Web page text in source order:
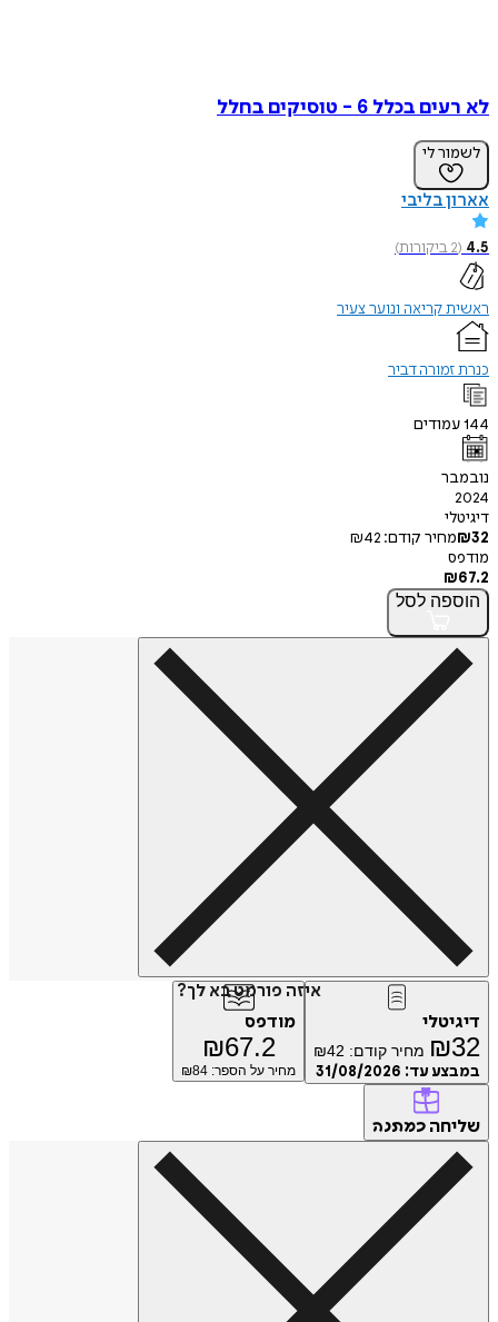
לא רעים בכלל 6 - טוסיקים בחלל
לשמור לי
אארון בליבי
4.5
(
2ביקורות)
ראשית קריאה ונוער צעיר
כנרת זמורה דביר
144עמודים
נובמבר
2024
דיגיטלי
₪32 מחיר קודם: ₪42
מודפס
₪67.2
הוספה לסל
איזה פורמט בא לך?
דיגיטלי
₪32 מחיר קודם: ₪42
במבצע עד: 31/08/2026
מודפס
₪67.2
מחיר על הספר: ₪ 84
שליחה כמתנה